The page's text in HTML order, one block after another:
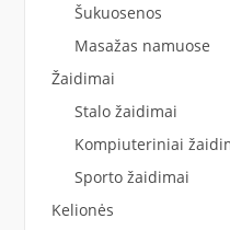
Šukuosenos
Masažas namuose
Žaidimai
Stalo žaidimai
Kompiuteriniai
Sporto žaidimai
Kelionės